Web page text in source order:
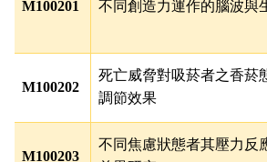
M100201 不同創造力運作的腦波與
M100202
死亡威脅對吸菸者之香菸
調節效果
M100203
不同焦慮狀態者其壓力反